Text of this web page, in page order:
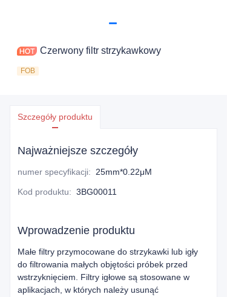
Czerwony filtr strzykawkowy
FOB
Szczegóły produktu
Najważniejsze szczegóły
numer specyfikacji: 25mm*0.22μM
Kod produktu: 3BG00011
Wprowadzenie produktu
Małe filtry przymocowane do strzykawki lub igły
do filtrowania małych objętości próbek przed
wstrzyknięciem. Filtry igłowe są stosowane w
aplikacjach, w których należy usunąć